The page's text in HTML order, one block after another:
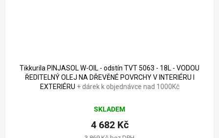
Tikkurila PINJASOL W-OIL - odstín TVT 5063 - 18L - VODOU
ŘEDITELNÝ OLEJ NA DŘEVĚNÉ POVRCHY V INTERIÉRU I
EXTERIÉRU + dárek k objednávce nad 1000Kč
SKLADEM
4 682 Kč